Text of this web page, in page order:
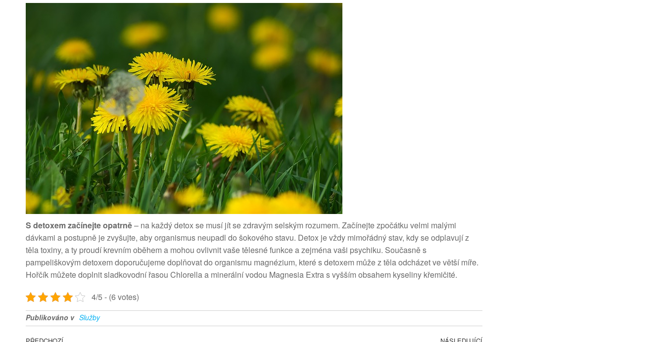
S detoxem začínejte opatrně– na každý detox se musí jít se zdravým selským rozumem. Začínejte zpočátku velmi malými
dávkami a postupně je zvyšujte, aby organismus neupadl do šokového stavu. Detox je vždy mimořádný stav, kdy se odplavují z
těla toxiny, a ty proudí krevním oběhem a mohou ovlivnit vaše tělesné funkce a zejména vaši psychiku. Současně s
pampeliškovým detoxem doporučujeme doplňovat do organismu magnézium, které s detoxem může z těla odcházet ve větší míře.
Hořčík můžete doplnit sladkovodní řasou Chlorella a minerální vodou Magnesia Extra s vyšším obsahem kyseliny křemičité.
4/5 - (6 votes)
Publikováno v Služby